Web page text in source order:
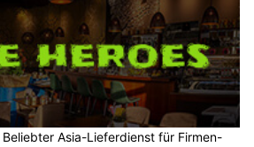
Beliebter Asia-Lieferdienst für Firmen-